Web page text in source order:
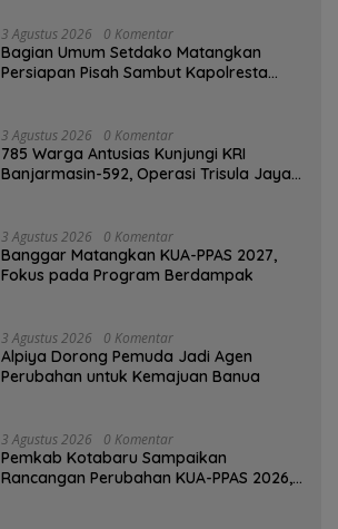
3 Agustus 2026 0 Komentar
Bagian Umum Setdako Matangkan
Persiapan Pisah Sambut Kapolresta
3 Agustus 2026 0 Komentar
785 Warga Antusias Kunjungi KRI
Banjarmasin-592, Operasi Trisula Jaya
3 Agustus 2026 0 Komentar
‎Banggar Matangkan KUA-PPAS 2027,
Fokus pada Program Berdampak
3 Agustus 2026 0 Komentar
‎Alpiya Dorong Pemuda Jadi Agen
Perubahan untuk Kemajuan Banua ‎
3 Agustus 2026 0 Komentar
Pemkab Kotabaru Sampaikan
Rancangan Perubahan KUA-PPAS 2026,